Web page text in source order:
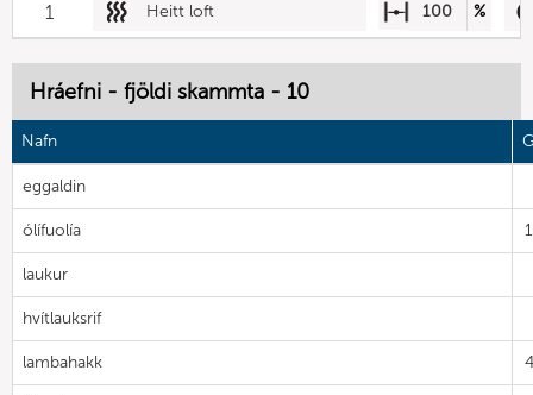
1 Heitt loft 100 %
Hráefni - fjöldi skammta - 10
Nafn
eggaldin
ólífuolía
laukur
hvítlauksrif
lambahakk